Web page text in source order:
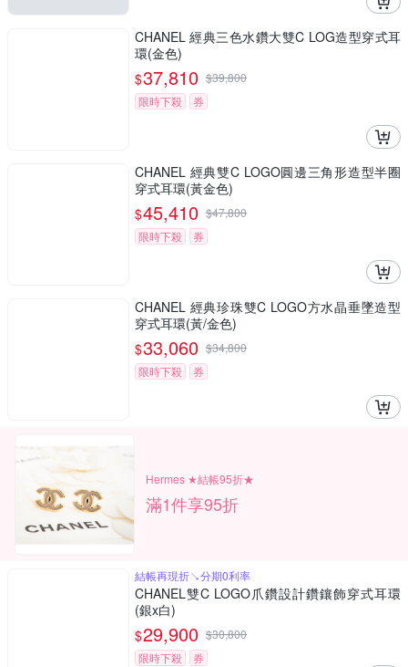
CHANEL 經典三色水鑽大雙C LOG造型穿式耳
環(金色)
$37,810 $39,800
限時下殺
券
CHANEL 經典雙C LOGO圓邊三角形造型半圈
穿式耳環(黃金色)
$45,410 $47,800
限時下殺
券
CHANEL 經典珍珠雙C LOGO方水晶垂墜造型
穿式耳環(黃/金色)
$33,060 $34,800
限時下殺
券
Hermes ★結帳95折★
滿1件享95折
結帳再現折↘分期0利率
CHANEL雙C LOGO爪鑽設計鑽鑲飾穿式耳環
(銀x白)
$29,900 $30,800
限時下殺
券